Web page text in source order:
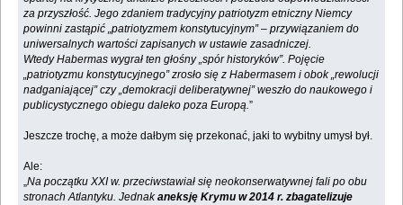
za przyszłość. Jego zdaniem tradycyjny patriotyzm etniczny Niemcy
powinni zastąpić „patriotyzmem konstytucyjnym” – przywiązaniem do
uniwersalnych wartości zapisanych w ustawie zasadniczej.
Wtedy Habermas wygrał ten głośny „spór historyków”. Pojęcie
„patriotyzmu konstytucyjnego” zrosło się z Habermasem i obok „rewolucji
nadganiającej” czy „demokracji deliberatywnej” weszło do naukowego i
publicystycznego obiegu daleko poza Europą.”
Jeszcze trochę, a może dałbym się przekonać, jaki to wybitny umysł był.
Ale:
„Na początku XXI w. przeciwstawiał się neokonserwatywnej fali po obu
stronach Atlantyku. Jednakaneksję Krymu w 2014 r. zbagatelizuje